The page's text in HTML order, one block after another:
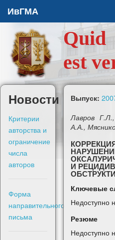
ИвГМА
Архив
О журнале
Задать вопрос
Правила для авторов
Войти
Quid
est
Новости
Критерии
авторства и
ограничение
числа
авторов
Форма
направительного
письма
Выпуск:
Лавров
А.А.,
И
Ключевые
Недоступно
Резюме
Недоступно